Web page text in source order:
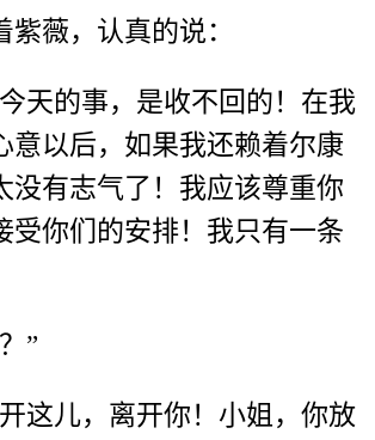
紫薇，认真的说：
天的事，是收不回的！在我
意以后，如果我还赖着尔康
没有志气了！我应该尊重你
受你们的安排！我只有一条
”
这儿，离开你！小姐，你放